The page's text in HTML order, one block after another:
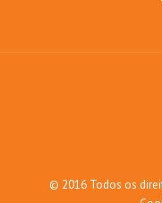
© 2016 Todos os